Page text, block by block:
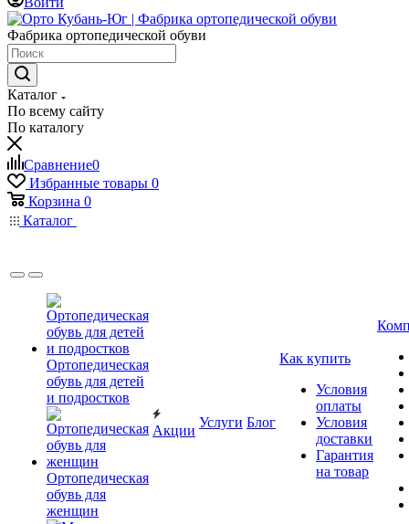
Фабрика ортопедической обуви
Каталог
По всему сайту
По каталогу
Сравнение0
Избранные товары 0
Корзина 0
Каталог
Ортопедическая
обувь для детей
и подростков
Ортопедическая
обувь для
женщин
Акции
Услуги Блог
Как купить
Условия
оплаты
Условия
доставки
Гарантия
на товар